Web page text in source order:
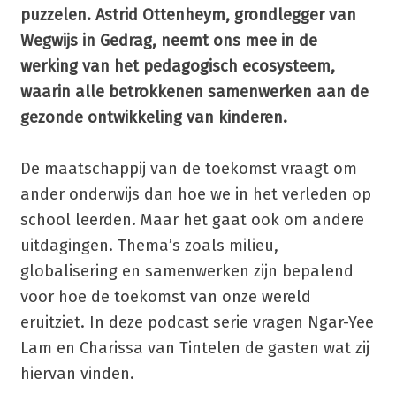
puzzelen. Astrid Ottenheym, grondlegger van
Wegwijs in Gedrag, neemt ons mee in de
werking van het pedagogisch ecosysteem,
waarin alle betrokkenen samenwerken aan de
gezonde ontwikkeling van kinderen.
De maatschappij van de toekomst vraagt om
ander onderwijs dan hoe we in het verleden op
school leerden. Maar het gaat ook om andere
uitdagingen. Thema’s zoals milieu,
globalisering en samenwerken zijn bepalend
voor hoe de toekomst van onze wereld
eruitziet. In deze podcast serie vragen Ngar-Yee
Lam en Charissa van Tintelen de gasten wat zij
hiervan vinden.